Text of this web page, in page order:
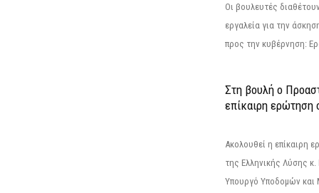
Οι βουλευτές
εργαλεία για την
προς την κυβέρνηση:
Στη βουλή ο
επίκαιρη ερώτηση
Ακολουθεί η επίκαιρη
της Ελληνικής Λύσης
Υπουργό Υποδομών